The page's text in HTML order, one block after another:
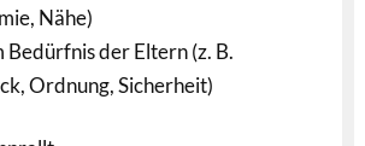
Nähe)
Bedürfnis der Eltern (z. B.
Ordnung, Sicherheit)